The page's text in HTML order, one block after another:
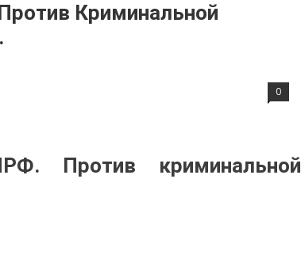
Криминальной
0
Против криминальной